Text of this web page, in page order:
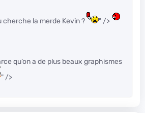
cherche la merde Kevin ?
" />
qu’on a de plus beaux graphismes
" />